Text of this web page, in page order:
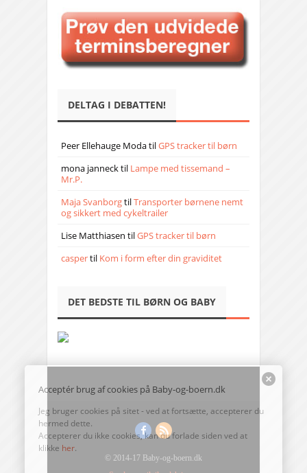
DELTAG I DEBATTEN!
Peer Ellehauge ModatilGPS tracker til børn
mona jannecktil Lampe med tissemand –
Mr.P.
Maja SvanborgtilTransporter børnene nemt
og sikkert med cykeltrailer
Lise Matthiasen tilGPS tracker til børn
caspertil Kom i form efter din graviditet
DET BEDSTE TIL BØRN OG BABY
© 2014-17 Baby-og-boern.dk
Acceptér brug af cookies på Baby-og-boern.dk
Jeg bruger cookies på sitet - ved at fortsætte, accepterer du
hermed dette.
Accepterer du ikke cookies, kan du forlade siden ved at
klikke her.